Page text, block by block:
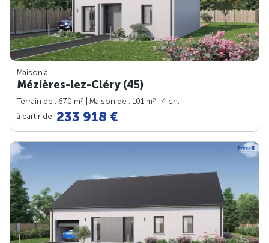
Maison à
Mézières-lez-Cléry (45)
Terrain de : 670 m2 | Maison de : 101 m2
| 4 ch.
à partir de 233 918 €